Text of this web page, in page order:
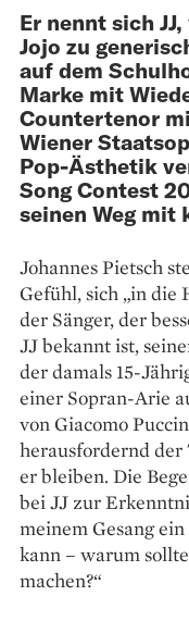
Er nennt sich
Jojo zu
auf dem
Marke mit
Countertenor
Wiener
Pop-Ästhetik
Song Contest
seinen Weg mit
Johannes Pietsch
Gefühl, sich „in die
der Sänger, der
JJ bekannt ist,
der damals 15-
einer Sopran-Arie
von Giacomo
herausfordernd der
er bleiben. Die
bei JJ zur
meinem Gesang
kann – warum
machen?“